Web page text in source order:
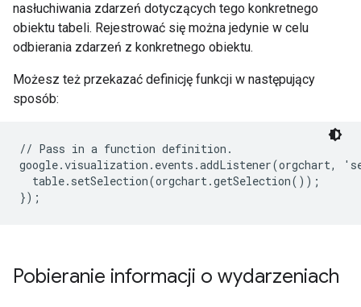
nasłuchiwania zdarzeń dotyczących tego konkretnego
obiektu tabeli. Rejestrować się można jedynie w celu
odbierania zdarzeń z konkretnego obiektu.
Możesz też przekazać definicję funkcji w następujący
sposób:
// Pass in a function definition.
google.visualization.events.addListener(orgchart,
  table.setSelection(orgchart.getSelection());
Pobieranie informacji o wydarzeniach